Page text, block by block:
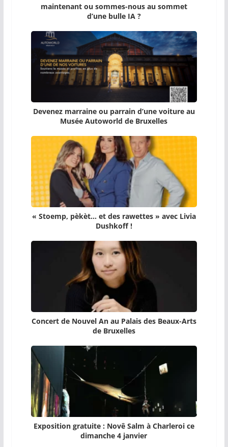
maintenant ou sommes-nous au sommet
d’une bulle IA ?
Devenez marraine ou parrain d’une voiture au
Musée Autoworld de Bruxelles
« Stoemp, pèkèt… et des rawettes » avec Livia
Dushkoff !
Concert de Nouvel An au Palais des Beaux-Arts
de Bruxelles
Exposition gratuite : Novê Salm à Charleroi ce
dimanche 4 janvier